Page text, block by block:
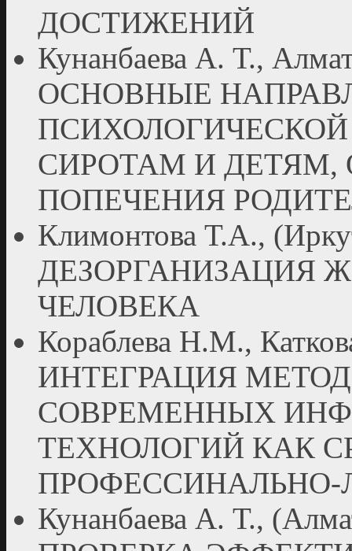
ДОСТИЖЕНИЙ
Кунанбаева А. Т.,
ОСНОВНЫЕ
СИРОТАМ И ДЕТЯМ,
ПОПЕЧЕНИЯ
Климонтова Т.А.,
ДЕЗОРГАНИЗАЦИЯ
ЧЕЛОВЕКА
Кораблева Н.М.,
ИНТЕГРАЦИЯ
СОВРЕМЕННЫХ
ТЕХНОЛОГИЙ КАК
ПРОФЕССИНАЛЬНО-
Кунанбаева А. Т.,